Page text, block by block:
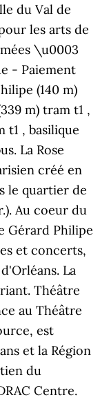
du Val de
les arts de
\u0003
- Paiement
(140 m)
m) tram t1 ,
t1 , basilique
La Rose
créé en
le quartier de
Au coeur du
Gérard Philipe
et concerts,
La
Théâtre
au Théâtre
est
et la Région
du
Centre.